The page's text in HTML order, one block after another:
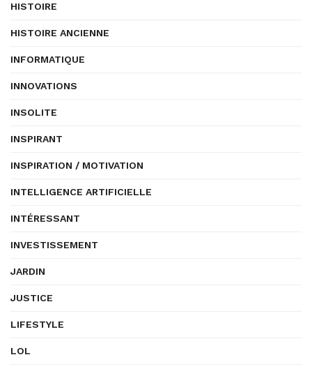
HISTOIRE
HISTOIRE ANCIENNE
INFORMATIQUE
INNOVATIONS
INSOLITE
INSPIRANT
INSPIRATION / MOTIVATION
INTELLIGENCE ARTIFICIELLE
INTÉRESSANT
INVESTISSEMENT
JARDIN
JUSTICE
LIFESTYLE
LOL